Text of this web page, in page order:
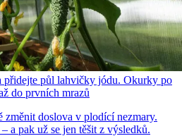
přidejte půl lahvičky jódu. Okurky po
do prvních mrazů
změnit doslova v plodící nezmary.
a pak už se jen těšit z výsledků.